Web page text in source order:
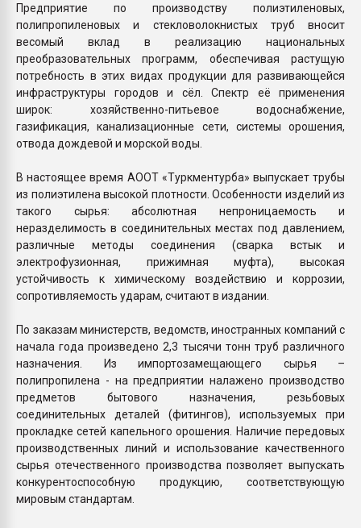
Предприятие по производству полиэтиленовых,
полипропиленовых и стекловолокнистых труб вносит
весомый вклад в реализацию национальных
преобразовательных программ, обеспечивая растущую
потребность в этих видах продукции для развивающейся
инфраструктуры городов и сёл. Спектр её применения
широк: хозяйственно-питьевое водоснабжение,
газификация, канализационные сети, системы орошения,
отвода дождевой и морской воды.
В настоящее время АООТ «Туркментурба» выпускает трубы
из полиэтилена высокой плотности. Особенности изделий из
такого сырья: абсолютная непроницаемость и
неразделимость в соединительных местах под давлением,
различные методы соединения (сварка встык и
электрофузионная, прижимная муфта), высокая
устойчивость к химическому воздействию и коррозии,
сопротивляемость ударам, считают в издании.
По заказам министерств, ведомств, иностранных компаний с
начала года произведено 2,3 тысячи тонн труб различного
назначения. Из импортозамещающего сырья –
полипропилена - на предприятии налажено производство
предметов бытового назначения, резьбовых
соединительных деталей (фитингов), используемых при
прокладке сетей капельного орошения. Наличие передовых
производственных линий и использование качественного
сырья отечественного производства позволяет выпускать
конкурентоспособную продукцию, соответствующую
мировым стандартам.